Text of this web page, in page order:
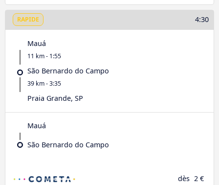
RAPIDE 4:30
Mauá
11 km - 1:55
São Bernardo do Campo
39 km - 3:35
Praia Grande, SP
Mauá
São Bernardo do Campo
dès 2 €